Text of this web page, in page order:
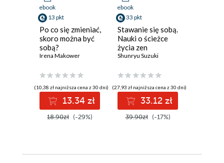
ebook
13 pkt
Po co się zmieniać,
skoro można być
sobą?
Irena Makower
(10,38 zł najniższa cena z 30 dni)
13.34 zł
18.90zł (-29%)
ebook
33 pkt
Stawanie się sobą.
Nauki o ścieżce
życia zen
Shunryu Suzuki
(27,93 zł najniższa cena z 30 dni)
33.12 zł
39.90zł (-17%)